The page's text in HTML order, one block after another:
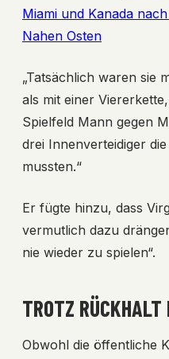
Miami und Kanada
Nahen Osten
„Tatsächlich waren sie
als mit einer
Spielfeld Mann gegen
drei Innenverteidiger
mussten.“
Er fügte hinzu, dass
vermutlich dazu
nie wieder zu spielen“.
TROTZ
Obwohl die öffentliche